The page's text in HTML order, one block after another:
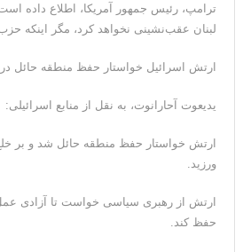
ترامپ، رئیس جمهور آمریکا، اطلاع داده
لبنان عقب‌نشینی نخواهد کرد، مگر اینکه
ارتش اسرائیل خواستار حفظ منطقه حائل در
یدیعوت آحارانوت، به نقل از منابع اسرائیلی:
ارتش خواستار حفظ منطقه حائل شد و بر
ورزید.
ارتش از رهبری سیاسی خواست تا آزادی
حفظ کند.